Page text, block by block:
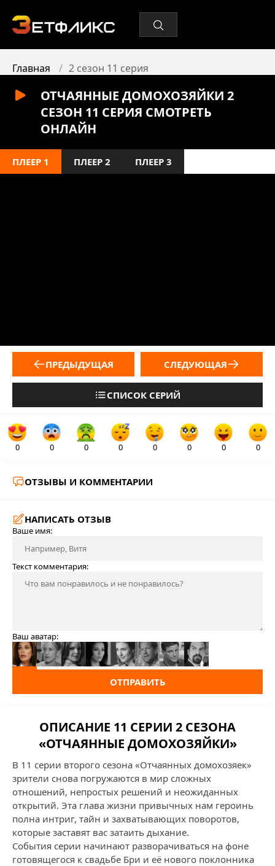
Главная 2 сезон 11 серия
ОТЧАЯННЫЕ ДОМОХОЗЯЙКИ 2
СЕЗОН 11 СЕРИЯ СМОТРЕТЬ
ОНЛАЙН
ПЛЕЕР 1 ПЛЕЕР 2 ПЛЕЕР 3
ПРЕДЫДУЩАЯ
СПИСОК СЕРИЙ
СЛЕДУЮЩАЯ
0 0 0 0 0 0 0 0
ОТЗЫВЫ И КОММЕНТАРИИ
НАПИСАТЬ ОТЗЫВ
Ваше имя:
Текст комментария:
Ваш аватар:
ОТПРАВИТЬ
ОПИСАНИЕ 11 СЕРИИ 2 СЕЗОНА
«ОТЧАЯННЫЕ ДОМОХОЗЯЙКИ»
В 11 серии второго сезона «Отчаянных домохозяек»
зрители снова погружаются в мир сложных
отношений, непростых решений и неожиданных
открытий. Эта глава жизни привычных нам героинь
полна интриг, тайн и захватывающих поворотов,
которые заставят вас затаить дыхание.
События серии начинают разворачиваться на фоне
готовящегося к свадьбе Бри и её нового поклонника